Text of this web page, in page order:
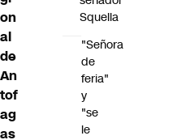
on
al
de
An
tof
ag
as
Squella
"Señora
de
feria"
y
"se
le